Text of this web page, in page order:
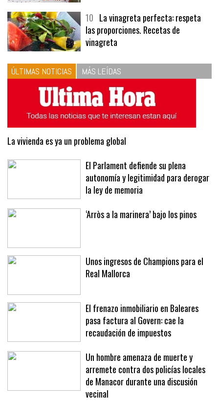
10 La vinagreta perfecta: respeta
las proporciones. Recetas de
vinagreta
ÚLTIMAS NOTICIAS MÁS LEÍDAS
La vivienda es ya un problema global
El Parlament defiende su plena
autonomía y legitimidad para derogar
la ley de memoria
‘Arròs a la marinera’ bajo los pinos
Unos ingresos de Champions para el
Real Mallorca
El frenazo inmobiliario en Baleares
pasa factura al Govern: cae la
recaudación de impuestos
Un hombre amenaza de muerte y
arremete contra dos policías locales
de Manacor durante una discusión
vecinal